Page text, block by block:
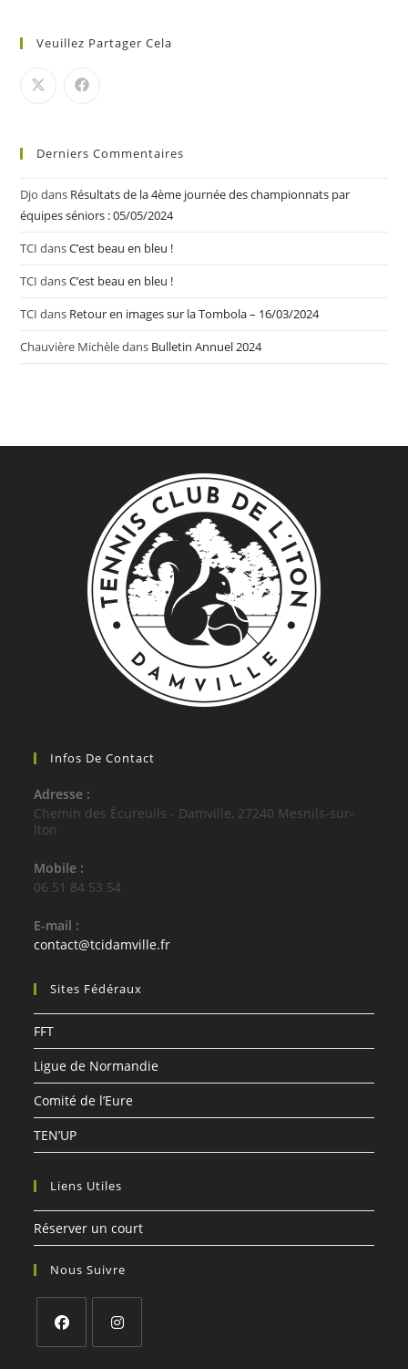
Veuillez Partager Cela
Derniers Commentaires
Djo dans Résultats de la 4ème journée des championnats par
équipes séniors : 05/05/2024
TCI dansC’est beau en bleu !
TCI dansC’est beau en bleu !
TCI dans Retour en images sur la Tombola – 16/03/2024
Chauvière Michèledans Bulletin Annuel 2024
Infos De Contact
Adresse :
Chemin des Écureuils - Damville, 27240 Mesnils-sur-
Iton
Mobile :
06 51 84 53 54
E-mail :
contact@tcidamville.frS’ouvre
Sites Fédéraux
FFT
Ligue de Normandie
Comité de l’Eure
TEN’UP
Liens Utiles
Réserver un court
Nous Suivre